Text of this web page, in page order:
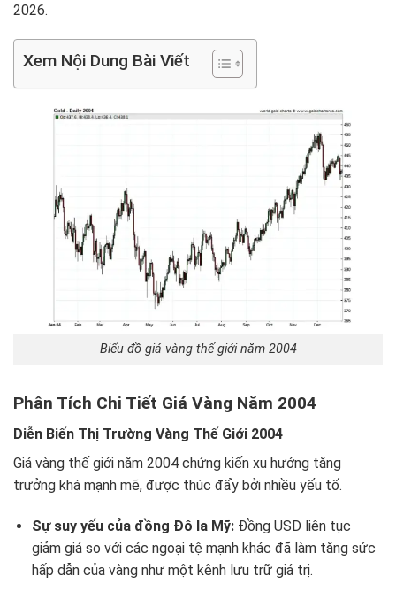
2026.
Xem Nội Dung Bài Viết
Biểu đồ giá vàng thế giới năm 2004
Phân Tích Chi Tiết Giá Vàng Năm 2004
Diễn Biến Thị Trường Vàng Thế Giới 2004
Giá vàng thế giới năm 2004 chứng kiến xu hướng tăng
trưởng khá mạnh mẽ, được thúc đẩy bởi nhiều yếu tố.
Sự suy yếu của đồng Đô la Mỹ:Đồng USD liên tục
giảm giá so với các ngoại tệ mạnh khác đã làm tăng sức
hấp dẫn của vàng như một kênh lưu trữ giá trị.